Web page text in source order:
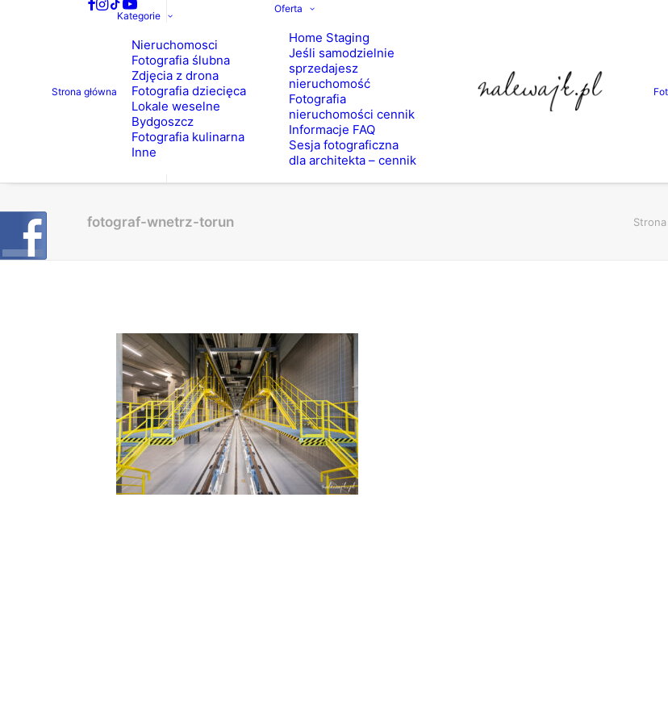
Strona główna
Kategorie
Nieruchomosci
Fotografia ślubna
Zdjęcia z drona
Fotografia dziecięca
Lokale weselne
Bydgoszcz
Fotografia kulinarna
Inne
Oferta
Home Staging
Jeśli samodzielnie
sprzedajesz
nieruchomość
Fotografia
nieruchomości cennik
Informacje FAQ
Sesja fotograficzna
dla architekta – cennik
fotograf-wnetrz-torun Strona